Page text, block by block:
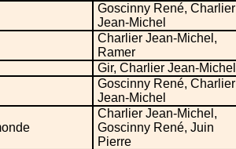
Goscinny René, Charlier
Jean-Michel
Charlier Jean-Michel,
Ramer
Gir, Charlier Jean-Michel
Goscinny René, Charlier
Jean-Michel
Charlier Jean-Michel,
Goscinny René, Juin
Pierre